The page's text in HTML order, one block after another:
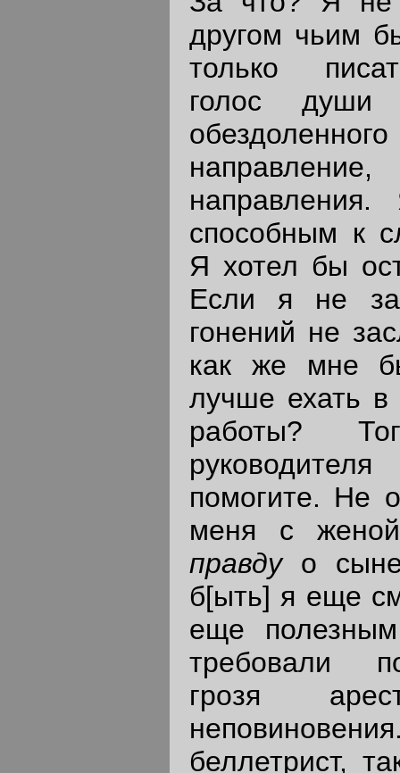
другом чьим
только
голос души
способным к
Я хотел бы
Если я не
гонений не
как же мне
лучше ехать в
работы?
помогите. Не
меня с
правду
o
б[ыть] я еще
еще
требовали
грозя
беллетрист,